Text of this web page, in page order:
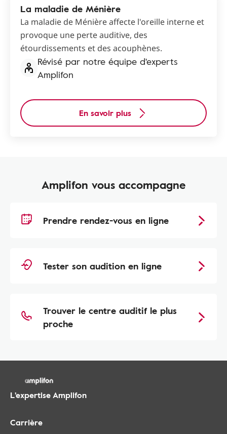
La maladie de Ménière
La maladie de Ménière affecte l'oreille interne et
provoque une perte auditive, des
étourdissements et des acouphènes.
Révisé par notre équipe d'experts
Amplifon
En savoir plus
Amplifon vous accompagne
Prendre rendez-vous en ligne
Tester son audition en ligne
Trouver le centre auditif le plus
proche
L'expertise Amplifon
Carrière